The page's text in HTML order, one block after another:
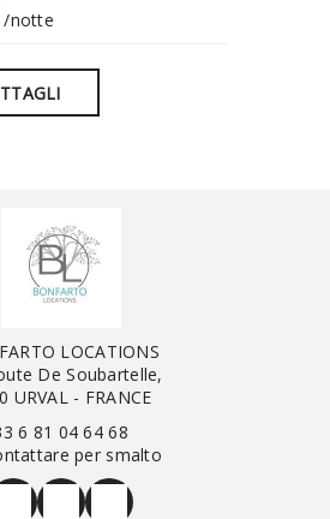
notte
LOCATIONS
De Soubartelle,
URVAL - FRANCE
6 81 04 64 68
per smalto